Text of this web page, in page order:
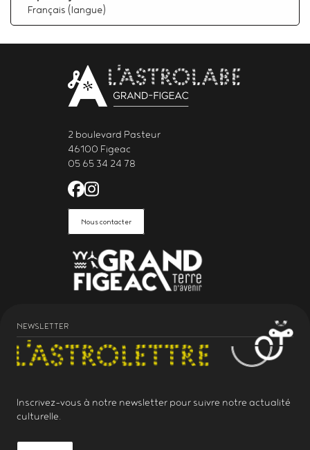
Français (langue)
2 boulevard Pasteur
46100 Figeac
05 65 34 24 78
Facebook de l'Astrolabe Grand
Instagram de l'Astrolabe Grand
Nous contacter
NEWSLETTER
Inscrivez-vous à notre newsletter pour suivre notre actualité
culturelle.